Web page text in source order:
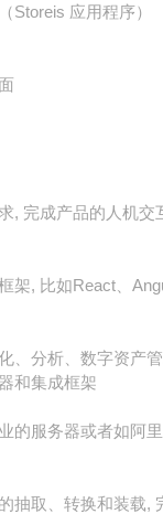
Storeis 应用程序）
, 完成产品的人机交
架, 比如React、
、分析、数字资产
和集成框架
的服务器或者如阿
抽取、转换和装载,